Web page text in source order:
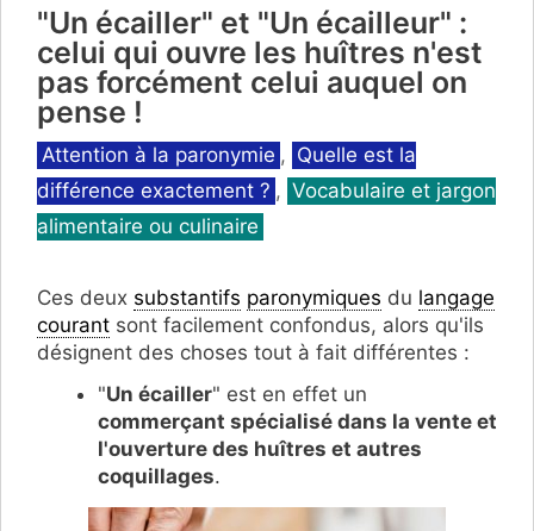
"Un écailler" et "Un écailleur" :
celui qui ouvre les huîtres n'est
pas forcément celui auquel on
pense !
Catégories
Attention à la paronymie , Quelle est la
différence exactement ? , Vocabulaire et jargon
alimentaire ou culinaire
Ces deux substantifs paronymiques du langage
courant sont facilement confondus, alors qu'ils
désignent des choses tout à fait différentes :
"Un écailler" est en effet un
commerçant spécialisé dans la vente et
l'ouverture des huîtres et autres
coquillages.